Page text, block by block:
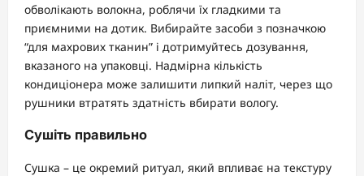
обволікають волокна, роблячи їх гладкими та
приємними на дотик. Вибирайте засоби з позначкою
“для махрових тканин” і дотримуйтесь дозування,
вказаного на упаковці. Надмірна кількість
кондиціонера може залишити липкий наліт, через що
рушники втратять здатність вбирати вологу.
Сушіть правильно
Сушка – це окремий ритуал, який впливає на текстуру